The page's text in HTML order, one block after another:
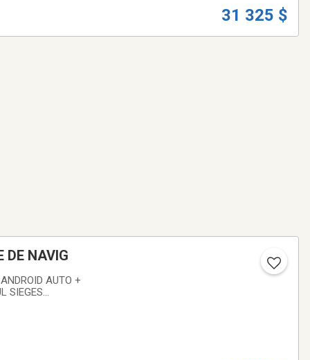
31 325 $
NAVIG
AUTO +